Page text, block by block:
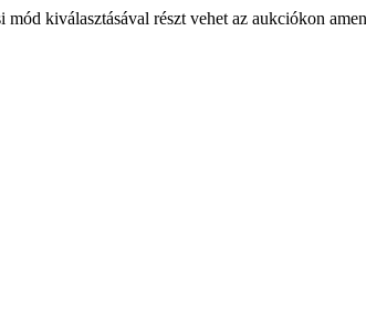
kiválasztásával részt vehet az aukciókon